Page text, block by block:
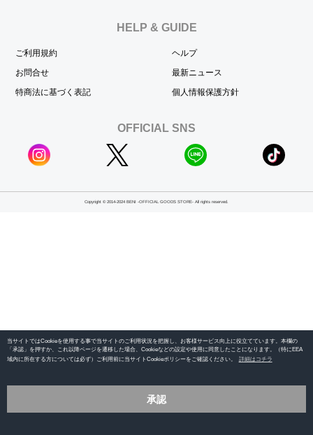
当サイトではCookieを使用する事で当サイトのご利用状況を把握し、お客様サービス向上に役立てています。本欄の
「承認」を押すか、これ以降ページを遷移した場合、Cookieなどの設定や使用に同意したことになります。（特にEEA
域内に所在する方については必ず）ご利用前に当サイトCookieポリシーをご確認ください。
詳細はコチラ
承認
HELP & GUIDE
ご利用規約
ヘルプ
お問合せ
最新ニュース
特商法に基づく表記
個人情報保護方針
OFFICIAL SNS
Copyright © 2014-2024 BENI -OFFICIAL GOODS STORE- All rights reserved.